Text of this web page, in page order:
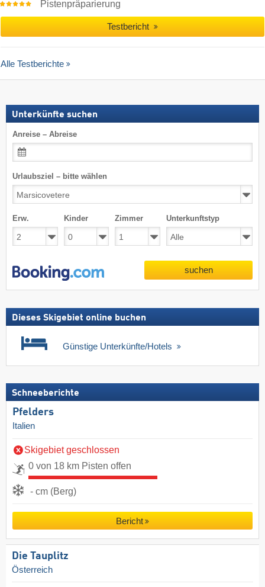
Pistenpräparierung
Testbericht
Alle Testberichte
Unterkünfte suchen
Anreise – Abreise
Urlaubsziel – bitte wählen
Erw. Kinder Zimmer Unterkunftstyp
suchen
Dieses Skigebiet online buchen
Günstige Unterkünfte/Hotels
Schneeberichte
Pfelders
Italien
Skigebiet geschlossen
0 von 18 km Pisten offen
- cm (Berg)
Bericht
Die Tauplitz
Österreich